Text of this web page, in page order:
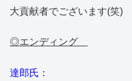
大貢献者でございます(笑)
◎エンディング
達郎氏：